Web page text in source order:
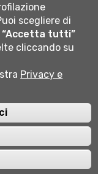
di Bergamo
scegliere di
“Accetta tutti”
cliccando su
Privacy e